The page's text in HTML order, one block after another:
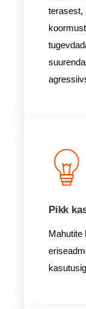
terasest,
Pikk
Mahutite